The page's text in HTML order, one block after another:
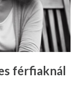
férfiaknál